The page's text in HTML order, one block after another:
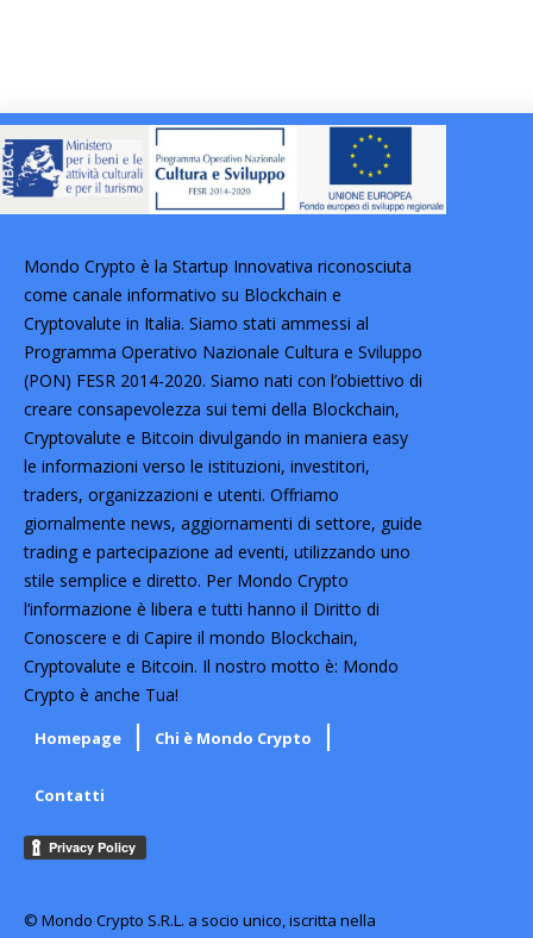
Mondo Crypto è la Startup Innovativa riconosciuta
come canale informativo su Blockchain e
Cryptovalute in Italia. Siamo stati ammessi al
Programma Operativo Nazionale Cultura e Sviluppo
(PON) FESR 2014-2020. Siamo nati con l’obiettivo di
creare consapevolezza sui temi della Blockchain,
Cryptovalute e Bitcoin divulgando in maniera easy
le informazioni verso le istituzioni, investitori,
traders, organizzazioni e utenti. Offriamo
giornalmente news, aggiornamenti di settore, guide
trading e partecipazione ad eventi, utilizzando uno
stile semplice e diretto. Per Mondo Crypto
l’informazione è libera e tutti hanno il Diritto di
Conoscere e di Capire il mondo Blockchain,
Cryptovalute e Bitcoin. Il nostro motto è: Mondo
Crypto è anche Tua!
Homepage Chi è Mondo Crypto
Contatti
© Mondo Crypto S.R.L. a socio unico, iscritta nella